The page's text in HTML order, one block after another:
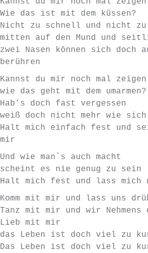
Wie das ist mit dem küssen?
Nicht zu schnell und nicht zu
mitten auf den Mund und
zwei Nasen können sich doch
berühren
Kannst du mir noch mal zeigen
wie das geht mit dem umarmen?
Hab’s doch fast vergessen
weiß doch nicht mehr wie
Halt mich einfach fest und
mir
Und wie man`s auch macht
scheint es nie genug zu sein
Halt mich fest und lass
Komm mit mir und lass uns
Tanz mit mir und wir Nehmens
Lieb mit mir
das Leben ist doch viel zu
Das Leben ist doch viel zu